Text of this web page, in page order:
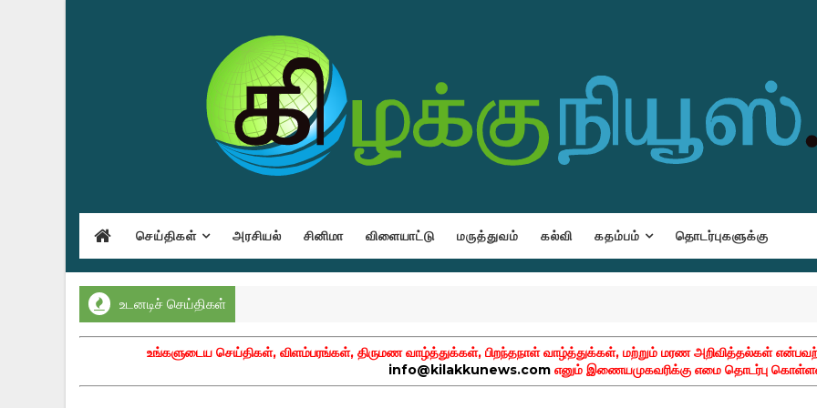
செய்திகள் அரசியல் சினிமா விளையாட்டு மருத்துவம் கல்வி கதம்பம் தொடர்புகளுக்கு
உடனடிச் செய்திகள்
உங்களுடைய செய்திகள், விளம்பரங்கள், திருமண வாழ்த்துக்கள், பிறந்தநாள் வாழ்த்துக்கள், மற்றும் மரண அறிவித்தல்கள்
info@kilakkunews.com எனும் இணையமுகவரிக்கு எமை தொடர்பு